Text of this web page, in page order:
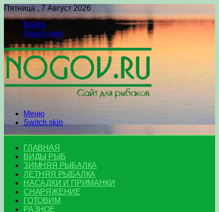
Пятница , 7 Август 2026
Войти
Switch skin
Меню
Switch skin
ГЛАВНАЯ
ВИДЫ РЫБ
ЗИМНЯЯ РЫБАЛКА
ЛЕТНЯЯ РЫБАЛКА
НАСАДКИ И ПРИМАНКИ
СНАРЯЖЕНИЕ
ГОТОВИМ
РАЗНОЕ